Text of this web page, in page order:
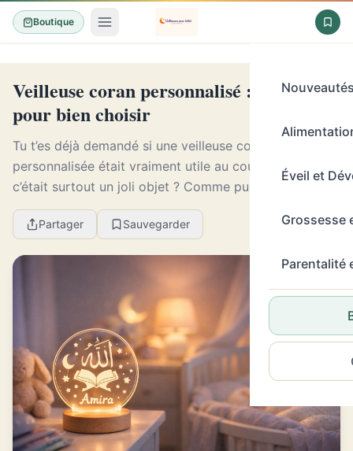
Boutique
Éveil et
Grossesse
Parentalité
Veilleuse coran personnalisé : le guide
pour bien choisir
Tu t’es déjà demandé si une veilleuse coranique
personnalisée était vraiment utile au coucher, ou si
c’était surtout un joli objet ? Comme puéricultrice et
maman de 3 enfants, je vois souvent des pare...
Partager Sauvegarder